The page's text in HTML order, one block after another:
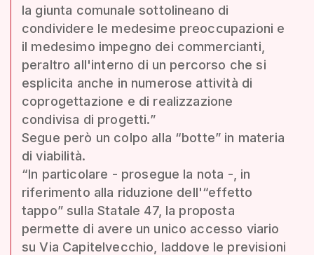
la giunta comunale sottolineano di
condividere le medesime preoccupazioni e
il medesimo impegno dei commercianti,
peraltro all'interno di un percorso che si
esplicita anche in numerose attività di
coprogettazione e di realizzazione
condivisa di progetti.”
Segue però un colpo alla “botte” in materia
di viabilità.
“In particolare - prosegue la nota -, in
riferimento alla riduzione dell'“effetto
tappo” sulla Statale 47, la proposta
permette di avere un unico accesso viario
su Via Capitelvecchio, laddove le previsioni